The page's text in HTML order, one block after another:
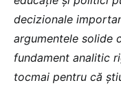
decizionale
argumentele solide
fundament analitic
tocmai pentru că